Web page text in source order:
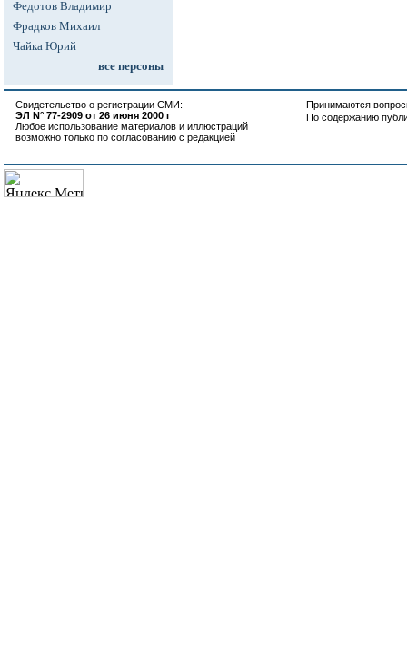
Федотов Владимир
Фрадков Михаил
Чайка Юрий
все персоны
Свидетельство о регистрации СМИ:
ЭЛ N° 77-2909 от 26 июня 2000 г
Любое использование материалов и иллюстраций
возможно только по согласованию с редакцией
Принимаются
По содержанию